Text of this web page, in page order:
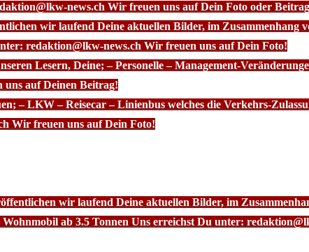
news.ch Wir freuen uns auf Dein Foto oder
wir laufend Deine aktuellen Bilder, im
redaktion@lkw-news.ch Wir freuen uns auf Dein Foto!
Lesern, Deine; – Personelle – Management-
auf Deinen Beitrag!
– LKW – Reisecar – Linienbus welches die Verkehrs-
Wir freuen uns auf Dein Foto!
wir laufend Deine aktuellen Bilder, im
ab 3.5 Tonnen Uns erreichst Du unter: